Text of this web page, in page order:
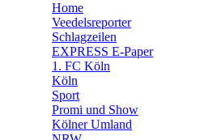
🛒 Shoppingwelt
Home
Veedelsreporter
Schlagzeilen
EXPRESS E-Paper
1. FC Köln
Köln
Sport
Promi und Show
Kölner Umland